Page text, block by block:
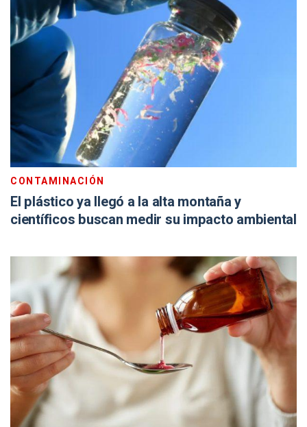
CONTAMINACIÓN
El plástico ya llegó a la alta montaña y
científicos buscan medir su impacto ambiental